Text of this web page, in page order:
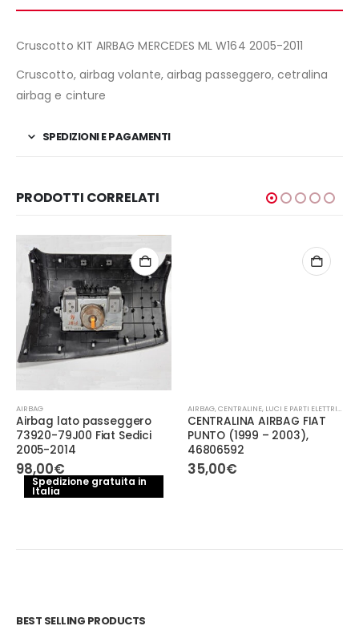
Cruscotto KIT AIRBAG MERCEDES ML W164 2005-2011
Cruscotto, airbag volante, airbag passeggero, cetralina
airbag e cinture
SPEDIZIONI E PAGAMENTI
PRODOTTI CORRELATI
AIRBAG
Airbag lato passeggero
73920-79J00 Fiat Sedici
2005-2014
98,00€
Spedizione gratuita in
Italia
AIRBAG,CENTRALINE, LUCI E PARTI ELETTRICHE
CENTRALINA AIRBAG FIAT
PUNTO (1999 – 2003),
46806592
35,00€
BEST SELLING PRODUCTS